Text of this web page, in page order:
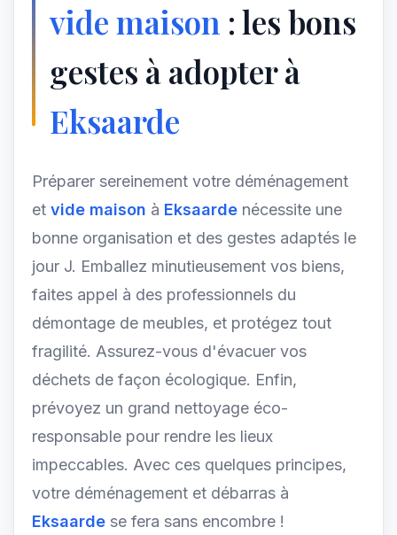
vide maison : les bons
gestes à adopter à
Eksaarde
Préparer sereinement votre déménagement
et vide maison à Eksaarde nécessite une
bonne organisation et des gestes adaptés le
jour J. Emballez minutieusement vos biens,
faites appel à des professionnels du
démontage de meubles, et protégez tout
fragilité. Assurez-vous d'évacuer vos
déchets de façon écologique. Enfin,
prévoyez un grand nettoyage éco-
responsable pour rendre les lieux
impeccables. Avec ces quelques principes,
votre déménagement et débarras à
Eksaarde se fera sans encombre !